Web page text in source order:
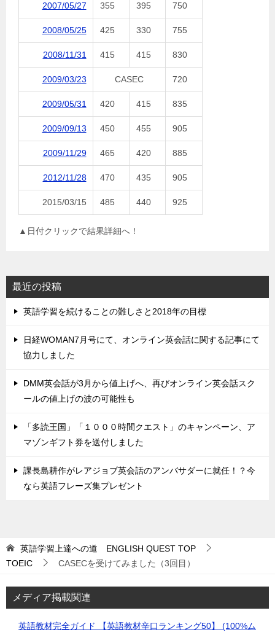
2007/05/27 355 395 750
2008/05/25 425 330 755
2008/11/31 415 415 830
2009/03/23 CASEC 720
2009/05/31 420 415 835
2009/09/13 450 455 905
2009/11/29 465 420 885
2012/11/28 470 435 905
2015/03/15 485 440 925
▲日付クリックで結果詳細へ！
最近の投稿
英語学習を続けることの難しさと2018年の目標
日経WOMAN7月号にて、オンライン英会話に関する記事にて
協力しました
DMM英会話が3月から値上げへ、再びオンライン英会話スク
ールの値上げの波の可能性も
「多読王国」「１０００時間クエスト」のキャンペーン、ア
マゾンギフト券を送付しました
課長島耕作がレアジョブ英会話のアンバサダーに就任！？今
なら英語フレーズ集プレゼント
英語学習上達への道 ENGLISH QUEST TOP
TOEIC
CASECを受けてみました（3回目）
メディア掲載関連
英語教材完全ガイド 【英語教材辛口ランキング50】 (100%ム